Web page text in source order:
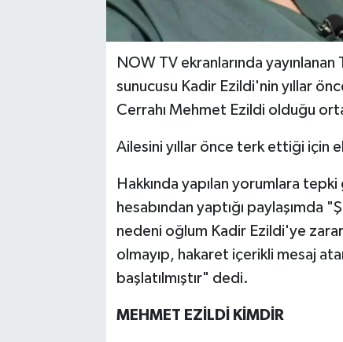
NOW TV ekranlarında yayınlanan
sunucusu Kadir Ezildi'nin yıllar
Cerrahı Mehmet Ezildi olduğu
Ailesini yıllar önce terk ettiği için
Hakkında yapılan yorumlara
hesabından yaptığı paylaşımda
nedeni oğlum Kadir Ezildi'ye
olmayıp, hakaret içerikli mesaj
başlatılmıştır" dedi.
MEHMET EZİLDİ KİMDİR